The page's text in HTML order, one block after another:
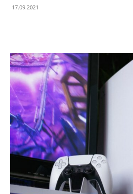
17.09.2021